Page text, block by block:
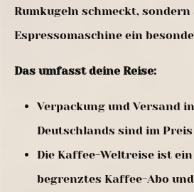
Rumkugeln schmeckt,
Espressomaschine ein
Das umfasst deine Reise:
Verpackung und Versand
Deutschlands sind im
Die Kaffee-Weltreise ist
begrenztes Kaffee-Abo